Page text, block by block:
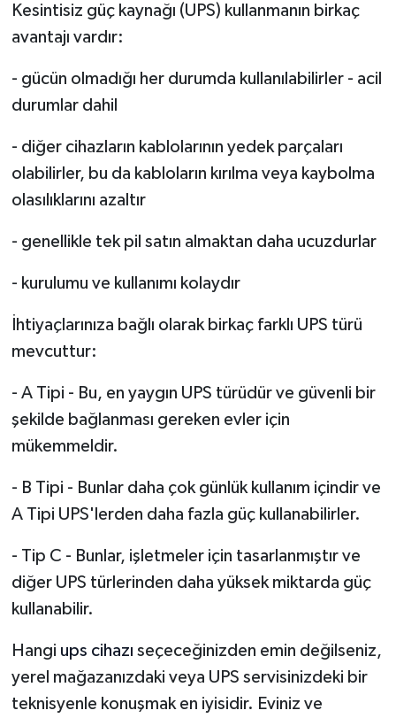
Kesintisiz güç kaynağı (UPS) kullanmanın birkaç
avantajı vardır:
- gücün olmadığı her durumda kullanılabilirler - acil
durumlar dahil
- diğer cihazların kablolarının yedek parçaları
olabilirler, bu da kabloların kırılma veya kaybolma
olasılıklarını azaltır
- genellikle tek pil satın almaktan daha ucuzdurlar
- kurulumu ve kullanımı kolaydır
İhtiyaçlarınıza bağlı olarak birkaç farklı UPS türü
mevcuttur:
- A Tipi - Bu, en yaygın UPS türüdür ve güvenli bir
şekilde bağlanması gereken evler için
mükemmeldir.
- B Tipi - Bunlar daha çok günlük kullanım içindir ve
A Tipi UPS'lerden daha fazla güç kullanabilirler.
- Tip C - Bunlar, işletmeler için tasarlanmıştır ve
diğer UPS türlerinden daha yüksek miktarda güç
kullanabilir.
Hangi ups cihazı seçeceğinizden emin değilseniz,
yerel mağazanızdaki veya UPS servisinizdeki bir
teknisyenle konuşmak en iyisidir. Eviniz ve